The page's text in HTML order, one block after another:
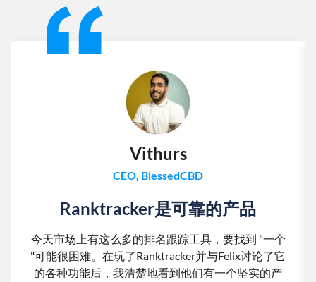
Vithurs
CEO, BlessedCBD
Ranktracker是可靠的产品
今天市场上有这么多的排名跟踪工具，要找到 "一个
"可能很困难。在玩了Ranktracker并与Felix讨论了它
的各种功能后，我清楚地看到他们有一个坚实的产